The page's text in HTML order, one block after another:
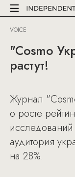
VOICE
"Cosmo
растут!
Журнал
о росте
аудитория
на 28%.